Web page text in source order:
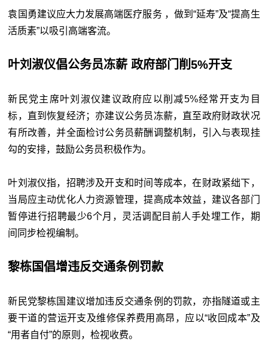
袁国勇建议应大力发展高端医疗服务 ，做到“延寿”及“提高生
活质素”以吸引高端客流。
叶刘淑仪倡公务员冻薪 政府部门削5%开支
新民党主席叶刘淑仪建议政府应以削减5%经常开支为目
标，直到恢复经济；亦建议公务员冻薪，直至政府财政状况
有所改善，并全面检讨公务员薪酬调整机制，引入与表现挂
勾的安排，鼓励公务员积极作为。
叶刘淑仪指，招聘涉及开支和时间等成本，在财政紧绌下，
当局应主动优化人力资源管理，提高成本效益，建议各部门
暂停进行招聘最少6个月，灵活调配目前人手处埋工作，期
间同步检视编制。
黎栋国倡增违反交通条例罚款
新民党黎栋国建议增加违反交通条例的罚款，亦指隧道或主
要干道的营运开支及维修保养费用高昂，应以“收回成本”及
“用者自付”的原则，检视收费。